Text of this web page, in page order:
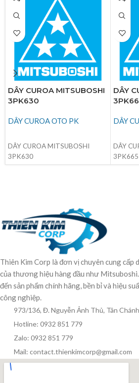
DÂY CUROA MITSUBOSHI
3PK630
DÂY CUROA OTO PK
DÂY CUROA MITSUBOSHI
3PK630
DÂY
DÂY
DÂY
3PK665
Thiên Kim Corp là đơn vị chuyên cung
của thương hiệu hàng đầu như
đến sản phẩm chính hãng, bền bỉ và hiệu
công nghiệp.
973/136, Đ. Nguyễn Ảnh Thủ, Tân
Hotline: 0932 851 779
Zalo: 0932 851 779
Mail: contact.thienkimcorp@gmail.com